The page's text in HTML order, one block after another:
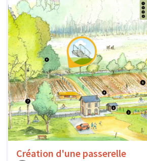
Création d'une passerelle